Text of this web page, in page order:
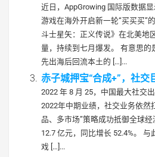
近日，AppGrowing 国际版数据
游戏在海外开启新一轮“买买买”
斗士星矢：正义传说》在北美地
量，持续到七月爆发。 有意思的
先出海后回流本土的 […]...
赤子城押宝“合成+”，社交
2022 年 8 月 25，中国最大社交
2022年中期业绩，社交业务依然
品、多市场”策略成功抵御全球
12.7 亿元，同比增长 52.4%。
戏 […]...